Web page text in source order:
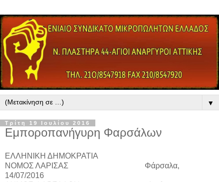
▼
Τρίτη 19 Ιουλίου 2016
Εμποροπανήγυρη Φαρσάλων
ΕΛΛΗΝΙΚΗ ΔΗΜΟΚΡΑΤΙΑ
ΝΟΜΟΣ ΛΑΡΙΣΑΣ Φάρσαλα,
14/07/2016